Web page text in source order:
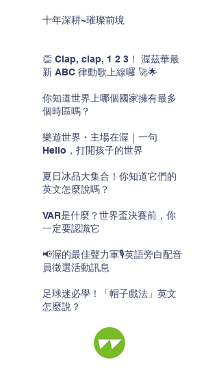
十年深耕~璀璨前境
👏 Clap, clap, 1 2 3！ 渥茲華最
新 ABC 律動歌上線囉 🚀🌟
你知道世界上哪個國家擁有最多
個時區嗎？
樂遊世界・主場在渥｜一句
Hello，打開孩子的世界
夏日冰品大集合！你知道它們的
英文怎麼說嗎？
VAR是什麼？世界盃決賽前，你
一定要認識它
📢渥的最佳聲力軍🎙️英語旁白配音
員徵選活動訊息
足球迷必學！「帽子戲法」英文
怎麼說？